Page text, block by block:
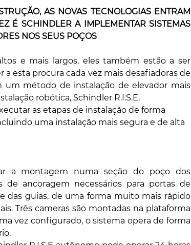
AS NOVAS TECNOLOGIAS ENTRAM
É SCHINDLER A IMPLEMENTAR SISTEMAS
NOS SEUS POÇOS
e mais largos, eles também estão a ser
esta procura cada vez mais desafiadoras de
um método de instalação de elevador mais
robótica, Schindler R.I.S.E.
as etapas de instalação de forma
uma instalação mais segura e de alta
a montagem numa seção do poço dos
ancoragem necessários para portas de
das guias, de uma forma muito mais rápido
Três cameras são montadas na plataforma
vez configurado, o sistema opera de forma